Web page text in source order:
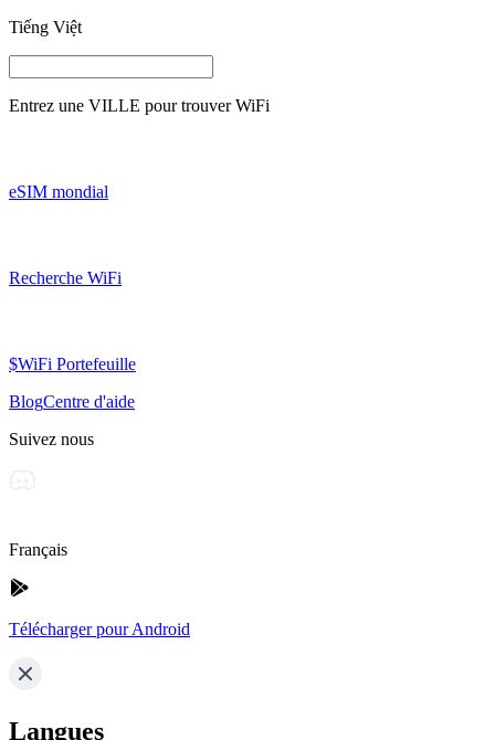
Tiếng Việt
Entrez une VILLE pour trouver WiFi
eSIM mondial
Recherche WiFi
$WiFi Portefeuille
BlogCentre d'aide
Suivez nous
Français
Télécharger pour Android
Langues